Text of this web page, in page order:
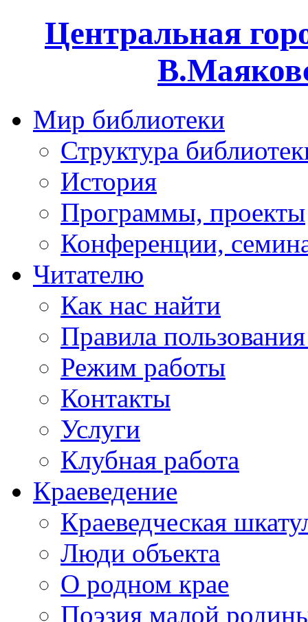
Центральная
Мир библиотеки
Структура
История
Программы, проекты
Конференции,
Читателю
Как нас найти
Правила
Режим работы
Контакты
Услуги
Клубная работа
Краеведение
Краеведческая
Люди объекта
О родном крае
Поэзия малой